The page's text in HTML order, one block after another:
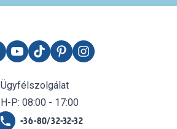
Ügyfélszolgálat
H-P: 08:00 - 17:00
+36-80/32-32-32